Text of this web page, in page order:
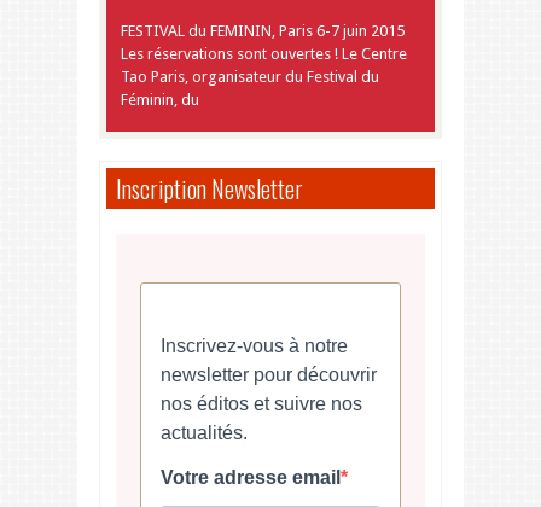
FESTIVAL du FEMININ, Paris 6-7 juin 2015
Les réservations sont ouvertes ! Le Centre
Tao Paris, organisateur du Festival du
Féminin, du
Inscription Newsletter